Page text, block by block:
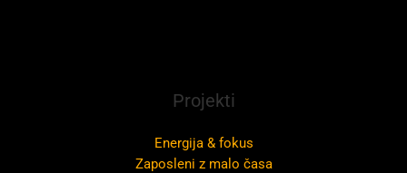
Projekti
Energija & fokus
Zaposleni z malo časa